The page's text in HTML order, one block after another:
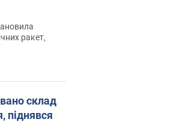
ракет,
склад
піднявся